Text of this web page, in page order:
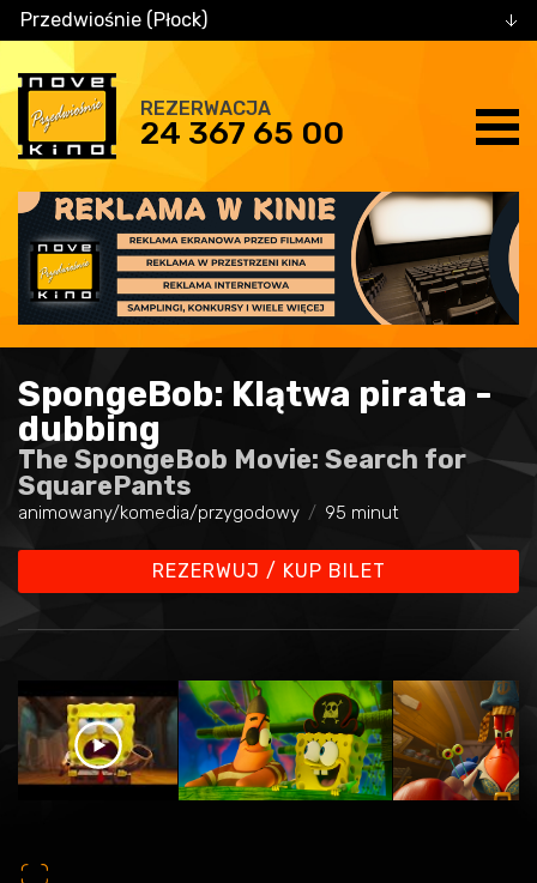
Przedwiośnie (Płock)
REZERWACJA
24 367 65 00
SpongeBob: Klątwa pirata -
dubbing
The SpongeBob Movie: Search for
SquarePants
animowany/komedia/przygodowy 95 minut
REZERWUJ / KUP BILET
o